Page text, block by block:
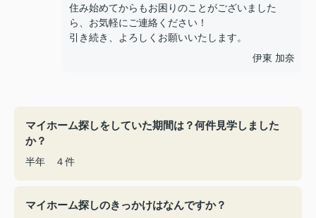
住み始めてからもお困りのことがございました
ら、お気軽にご連絡ください！
引き続き、よろしくお願いいたします。
伊東 加奈
マイホーム探しをしていた期間は？何件見学しました
か？
半年 ４件
マイホーム探しのきっかけはなんですか？